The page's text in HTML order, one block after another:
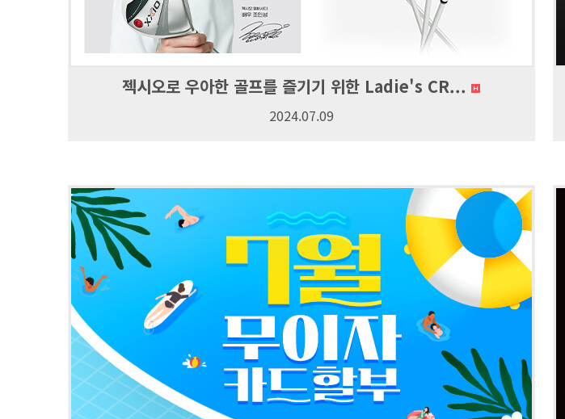
젝시오로 우아한 골프를 즐기기 위한 Ladie's CR...
2024.07.09